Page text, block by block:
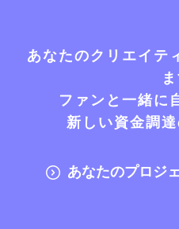
あなたのクリエイテ
ファンと一緒に
新しい資金調
あなたのプロジ